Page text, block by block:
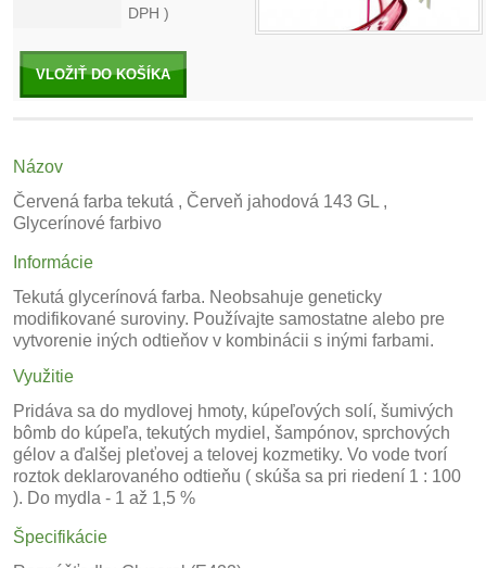
DPH )
VLOŽIŤ DO KOŠÍKA
Názov
Červená farba tekutá , Červeň jahodová 143 GL ,
Glycerínové farbivo
Informácie
Tekutá glycerínová farba. Neobsahuje geneticky
modifikované suroviny. Používajte samostatne alebo pre
vytvorenie iných odtieňov v kombinácii s inými farbami.
Využitie
Pridáva sa do mydlovej hmoty, kúpeľových solí, šumivých
bômb do kúpeľa, tekutých mydiel, šampónov, sprchových
gélov a ďalšej pleťovej a telovej kozmetiky. Vo vode tvorí
roztok deklarovaného odtieňu ( skúša sa pri riedení 1 : 100
). Do mydla - 1 až 1,5 %
Špecifikácie